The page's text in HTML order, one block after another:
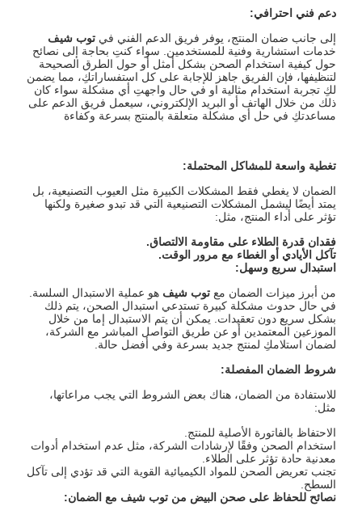
دعم فني احترافي:
إلى جانب ضمان المنتج، يوفر فريق الدعم الفني فيتوب شيف
خدمات استشارية وفنية للمستخدمين. سواء كنتِ بحاجة إلى نصائح
حول كيفية استخدام الصحن بشكل أمثل أو حول الطرق الصحيحة
لتنظيفها، فإن الفريق جاهز للإجابة على كل استفساراتكِ، مما يضمن
لكِ تجربة استخدام مثالية او في حال واجهتِ أي مشكلة سواء كان
ذلك من خلال الهاتف أو البريد الإلكتروني، سيعمل فريق الدعم على
مساعدتكِ في حل أي مشكلة متعلقة بالمنتج بسرعة وكفاءة
تغطية واسعة للمشاكل المحتملة:
الضمان لا يغطي فقط المشكلات الكبيرة مثل العيوب التصنيعية، بل
يمتد أيضًا ليشمل المشكلات التصنيعية التي قد تبدو صغيرة ولكنها
تؤثر على أداء المنتج، مثل:
فقدان قدرة الطلاء على مقاومة الالتصاق.
تآكل الأيادي أو الغطاء مع مرور الوقت.
استبدال سريع وسهل:
من أبرز ميزات الضمان معتوب شيف هو عملية الاستبدال السلسة.
في حال حدوث مشكلة كبيرة تستدعي استبدال الصحن، يتم ذلك
بشكل سريع دون تعقيدات. يمكن أن يتم الاستبدال إما من خلال
الموزعين المعتمدين أو عن طريق التواصل المباشر مع الشركة،
لضمان استلامكِ لمنتج جديد بسرعة وفي أفضل حالة.
شروط الضمان المفصلة:
للاستفادة من الضمان، هناك بعض الشروط التي يجب مراعاتها،
مثل:
الاحتفاظ بالفاتورة الأصلية للمنتج.
استخدام الصحن وفقًا لإرشادات الشركة، مثل عدم استخدام أدوات
معدنية حادة تؤثر على الطلاء.
تجنب تعريض الصحن للمواد الكيميائية القوية التي قد تؤدي إلى تآكل
السطح.
نصائح للحفاظ على صحن البيض من توب شيف مع الضمان: